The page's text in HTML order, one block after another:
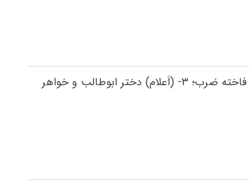
فاخته اسم دخترانه است، معنی فاخته: (عربی) ۱- پرنده‌ای از خانوادهی کبوتر؛ کوکو، صلصل؛ ۲- (در قدیم) (در موسیقی ایرانی) از اصول موسیقی قدیم، فاخته ضرب؛ ۳- (اَعلام) دختر ابوطالب و خواهر